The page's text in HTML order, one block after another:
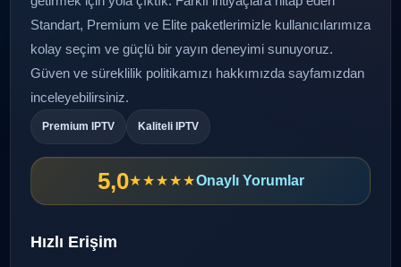
Standart, Premium ve Elite paketlerimizle kullanıcılarımıza
kolay seçim ve güçlü bir yayın deneyimi sunuyoruz.
Güven ve süreklilik politikamızı hakkımızda sayfamızdan
inceleyebilirsiniz.
Premium IPTV Kaliteli IPTV
5,0★★★★★Onaylı Yorumlar
Hızlı Erişim